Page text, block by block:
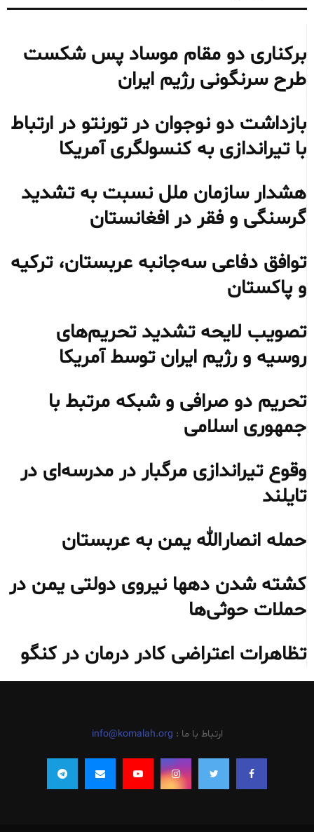
برکناری دو مقام موساد پس شکست
طرح سرنگونی رژیم ایران
بازداشت دو نوجوان در تورنتو در ارتباط
با تیراندازی به کنسولگری آمریکا
هشدار سازمان ملل نسبت به تشدید
گرسنگی و فقر در افغانستان
توافق دفاعی سه‌جانبه عربستان، ترکیه
و پاکستان
تصویب لایحه تشدید تحریم‌های
روسیه و رژیم ایران توسط آمریکا
تحریم دو صرافی و شبکه مرتبط با
جمهوری اسلامی
وقوع تیراندازی مرگبار در مدرسه‌ای در
تایلند
حمله انصارالله یمن به عربستان
کشته شدن دهها نیروی دولتی یمن در
حملات حوثی‌ها
تظاهرات اعتراضی کادر درمان در کنگو
ارتباط با ما : info@komalah.org